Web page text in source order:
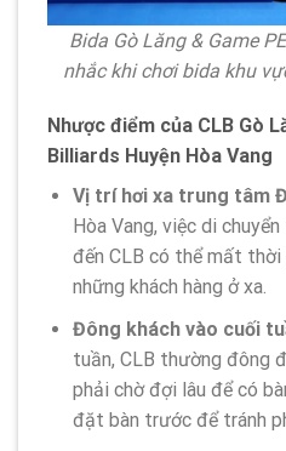
Bida Gò Lăng & Game
nhắc khi chơi bida khu
Nhược điểm của CLB Gò
Billiards Huyện Hòa Vang
Vị trí hơi xa trung tâm
Hòa Vang, việc di
đến CLB có thể mất
những khách hàng ở xa.
Đông khách vào cuối
tuần, CLB thường đông
phải chờ đợi lâu để có
đặt bàn trước để tránh